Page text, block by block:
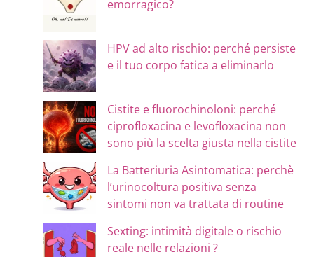
emorragico?
HPV ad alto rischio: perché persiste
e il tuo corpo fatica a eliminarlo
Cistite e fluorochinoloni: perché
ciprofloxacina e levofloxacina non
sono più la scelta giusta nella cistite
La Batteriuria Asintomatica: perchè
l’urinocoltura positiva senza
sintomi non va trattata di routine
Sexting: intimità digitale o rischio
reale nelle relazioni ?